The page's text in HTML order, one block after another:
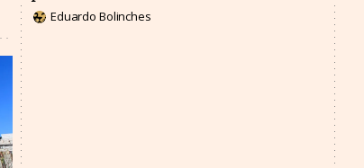
Eduardo Bolinches